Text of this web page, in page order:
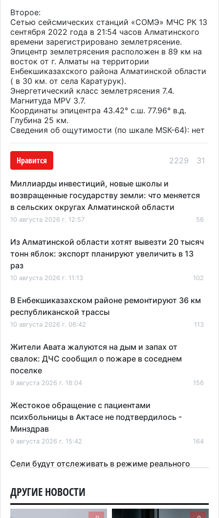
Второе:
Сетью сейсмических станций «СОМЭ» МЧС РК 13
сентября 2022 года в 21:54 часов Алматинского
времени зарегистрировано землетрясение.
Эпицентр землетрясения расположен в 89 км на
восток от г. Алматы на территории
Енбекшиказахского района Алматинской области
( в 30 км. от села Каратурук).
Энергетический класс землетрясения 7.4.
Магнитуда MPV 3.7.
Координаты эпицентра 43.42° с.ш. 77.96° в.д.
Глубина 25 км.
Сведения об ощутимости (по шкале МSК-64): нет
Нравится 2229 31
Миллиарды инвестиций, новые школы и
возвращенные государству земли: что меняется
в сельских округах Алматинской области
10 августа 2026 г. 12:57 56
Из Алматинской области хотят вывезти 20 тысяч
тонн яблок: экспорт планируют увеличить в 13
раз
10 августа 2026 г. 11:13 102
В Енбекшиказахском районе ремонтируют 36 км
республиканской трассы
10 августа 2026 г. 06:42 113
Жители Авата жалуются на дым и запах от
свалок: ДЧС сообщил о пожаре в соседнем
поселке
9 августа 2026 г. 18:04 156
Жестокое обращение с пациентами
психбольницы в Актасе не подтвердилось -
Минздрав
9 августа 2026 г. 15:42 164
Сели будут отслеживать в режиме реального
Алматинской области
9 августа 2026 г. 10:29
ДРУГИЕ НОВОСТИ